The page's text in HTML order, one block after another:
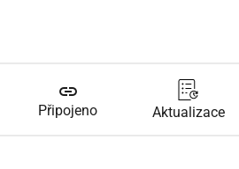
link
Připojeno Aktualizace